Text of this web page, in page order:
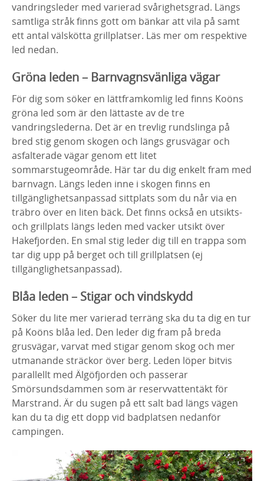
vandringsleder med varierad svårighetsgrad. Längs
samtliga stråk finns gott om bänkar att vila på samt
ett antal välskötta grillplatser. Läs mer om respektive
led nedan.
Gröna leden – Barnvagnsvänliga vägar
För dig som söker en lättframkomlig led finns Koöns
gröna led som är den lättaste av de tre
vandringslederna. Det är en trevlig rundslinga på
bred stig genom skogen och längs grusvägar och
asfalterade vägar genom ett litet
sommarstugeområde. Här tar du dig enkelt fram med
barnvagn. Längs leden inne i skogen finns en
tillgänglighetsanpassad sittplats som du når via en
träbro över en liten bäck. Det finns också en utsikts-
och grillplats längs leden med vacker utsikt över
Hakefjorden. En smal stig leder dig till en trappa som
tar dig upp på berget och till grillplatsen (ej
tillgänglighetsanpassad).
Blåa leden – Stigar och vindskydd
Söker du lite mer varierad terräng ska du ta dig en tur
på Koöns blåa led. Den leder dig fram på breda
grusvägar, varvat med stigar genom skog och mer
utmanande sträckor över berg. Leden löper bitvis
parallellt med Älgöfjorden och passerar
Smörsundsdammen som är reservvattentäkt för
Marstrand. Är du sugen på ett salt bad längs vägen
kan du ta dig ett dopp vid badplatsen nedanför
campingen.